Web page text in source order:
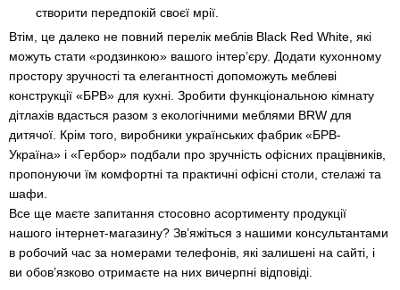
створити передпокій своєї мрії.
Втім, це далеко не повний перелік меблів Black Red White, які
можуть стати «родзинкою» вашого інтер’єру. Додати кухонному
простору зручності та елегантності допоможуть меблеві
конструкції «БРВ» для кухні. Зробити функціональною кімнату
дітлахів вдасться разом з екологічними меблями BRW для
дитячої. Крім того, виробники українських фабрик «БРВ-
Україна» і «Гербор» подбали про зручність офісних працівників,
пропонуючи їм комфортні та практичні офісні столи, стелажі та
шафи.
Все ще маєте запитання стосовно асортименту продукції
нашого інтернет-магазину? Зв’яжіться з нашими консультантами
в робочий час за номерами телефонів, які залишені на сайті, і
ви обов’язково отримаєте на них вичерпні відповіді.